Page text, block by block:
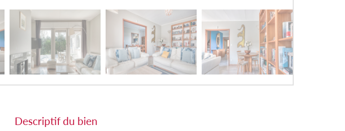
descriptif du bien